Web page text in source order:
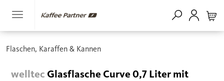
Flaschen, Karaffen & Kannen
welltec Glasflasche Curve 0,7 Liter mit